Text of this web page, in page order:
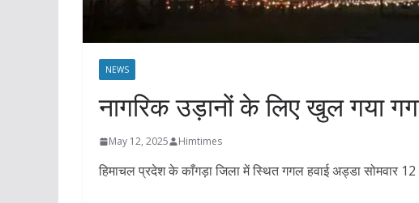
NEWS
नागरिक उड़ानों के लिए खुल गया
May 12, 2025 Himtimes
हिमाचल प्रदेश के काँगड़ा जिला में स्थित गगल हवाई अड्डा सोमवार